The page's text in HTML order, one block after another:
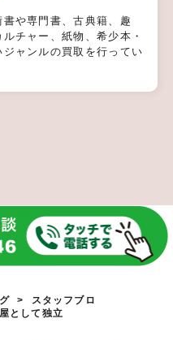
や専門書、古典籍、趣
チャー、紙物、希少本・
ャンルの買取を行ってい
>
スタッフブロ
として独立